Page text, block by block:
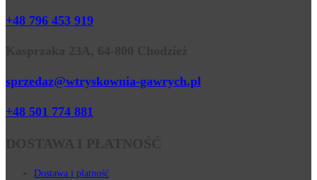
+48 796 453 919
sprzedaz@wtryskownia-gawrych.pl
+48 501 774 881
Dostawa i płatność